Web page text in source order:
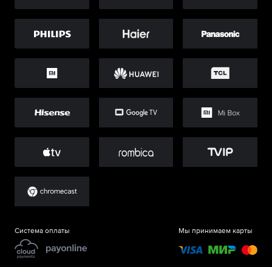
Система оплаты Мы принимаем карты